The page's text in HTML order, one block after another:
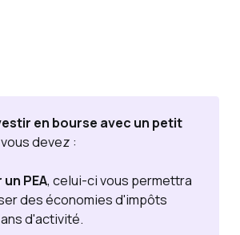
en bourse avec un petit
devez :
PEA, celui-ci vous permettra
des économies d'impôts
d'activité.